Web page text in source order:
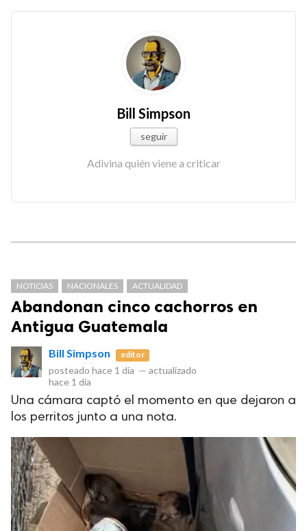
Bill Simpson
seguir
Adivina quién viene a criticar
NOTICIAS NACIONALES ACTUALIDAD
Abandonan cinco cachorros en
Antigua Guatemala
Bill Simpson editor
posteado hace 1 día — actualizado
hace 1 día
Una cámara captó el momento en que dejaron a
los perritos junto a una nota.